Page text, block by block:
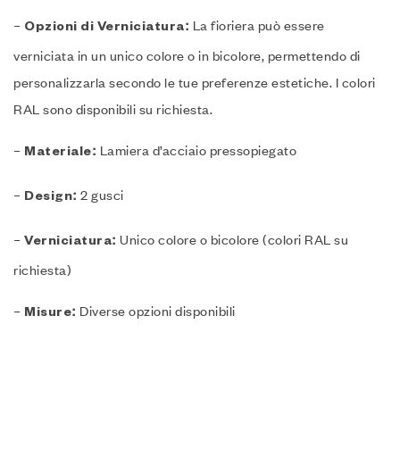
– Opzioni di Verniciatura: La fioriera può essere
verniciata in un unico colore o in bicolore, permettendo di
personalizzarla secondo le tue preferenze estetiche. I colori
RAL sono disponibili su richiesta.
– Materiale: Lamiera d’acciaio pressopiegato
– Design: 2 gusci
– Verniciatura: Unico colore o bicolore (colori RAL su
richiesta)
– Misure: Diverse opzioni disponibili